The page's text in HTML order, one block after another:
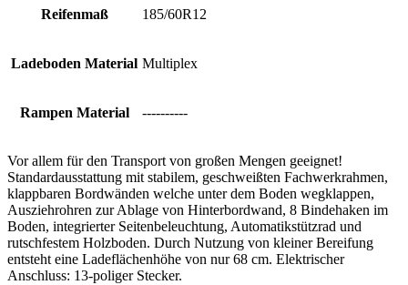
Reifenmaß 185/60R12
Ladeboden Material Multiplex
Rampen Material ----------
Vor allem für den Transport von großen Mengen geeignet!
Standardausstattung mit stabilem, geschweißten Fachwerkrahmen,
klappbaren Bordwänden welche unter dem Boden wegklappen,
Ausziehrohren zur Ablage von Hinterbordwand, 8 Bindehaken im
Boden, integrierter Seitenbeleuchtung, Automatikstützrad und
rutschfestem Holzboden. Durch Nutzung von kleiner Bereifung
entsteht eine Ladeflächenhöhe von nur 68 cm. Elektrischer
Anschluss: 13-poliger Stecker.